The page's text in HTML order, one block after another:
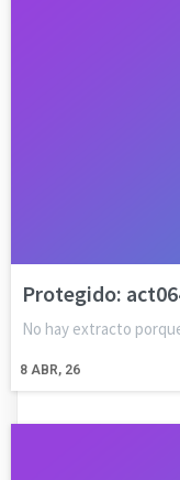
Protegido:
8 ABR, 26
No hay extracto